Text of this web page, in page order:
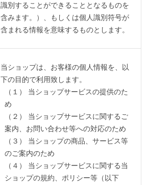
識別することができることとなるものを
含みます。）、もしくは個人識別符号が
含まれる情報を意味するものとします。
当ショップは、お客様の個人情報を、以
下の目的で利用致します。
（１） 当ショップサービスの提供のた
め
（２） 当ショップサービスに関するご
案内、お問い合わせ等への対応のため
（３） 当ショップの商品、サービス等
のご案内のため
（４） 当ショップサービスに関する当
ショップの規約、ポリシー等（以下